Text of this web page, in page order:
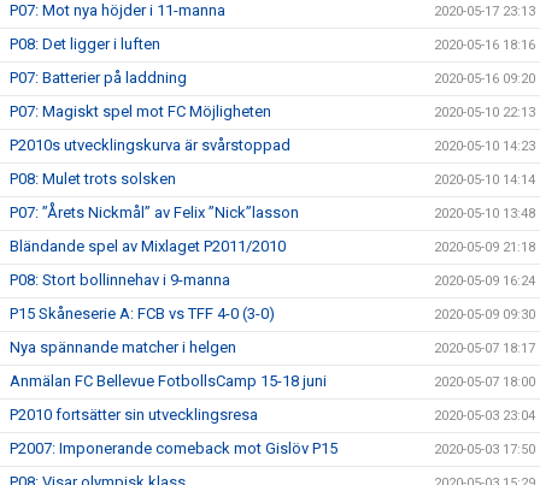
P07: Mot nya höjder i 11-manna 2020-05-17 23:13
P08: Det ligger i luften 2020-05-16 18:16
P07: Batterier på laddning 2020-05-16 09:20
P07: Magiskt spel mot FC Möjligheten 2020-05-10 22:13
P2010s utvecklingskurva är svårstoppad 2020-05-10 14:23
P08: Mulet trots solsken 2020-05-10 14:14
P07: ”Årets Nickmål” av Felix ”Nick”lasson 2020-05-10 13:48
Bländande spel av Mixlaget P2011/2010 2020-05-09 21:18
P08: Stort bollinnehav i 9-manna 2020-05-09 16:24
P15 Skåneserie A: FCB vs TFF 4-0 (3-0) 2020-05-09 09:30
Nya spännande matcher i helgen 2020-05-07 18:17
Anmälan FC Bellevue FotbollsCamp 15-18 juni 2020-05-07 18:00
P2010 fortsätter sin utvecklingsresa 2020-05-03 23:04
P2007: Imponerande comeback mot Gislöv P15 2020-05-03 17:50